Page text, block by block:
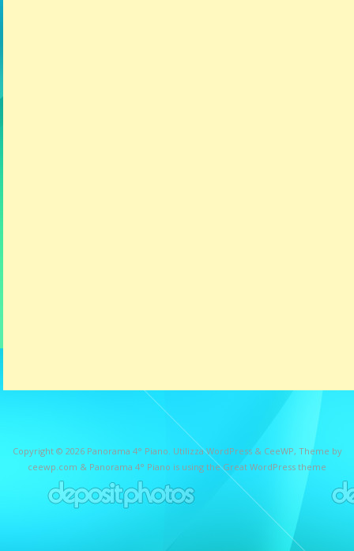
Copyright © 2026 Panorama 4° Piano . Utilizza WordPress& CeeWP, Theme by
ceewp.com & Panorama 4° Piano is using the Great WordPress theme